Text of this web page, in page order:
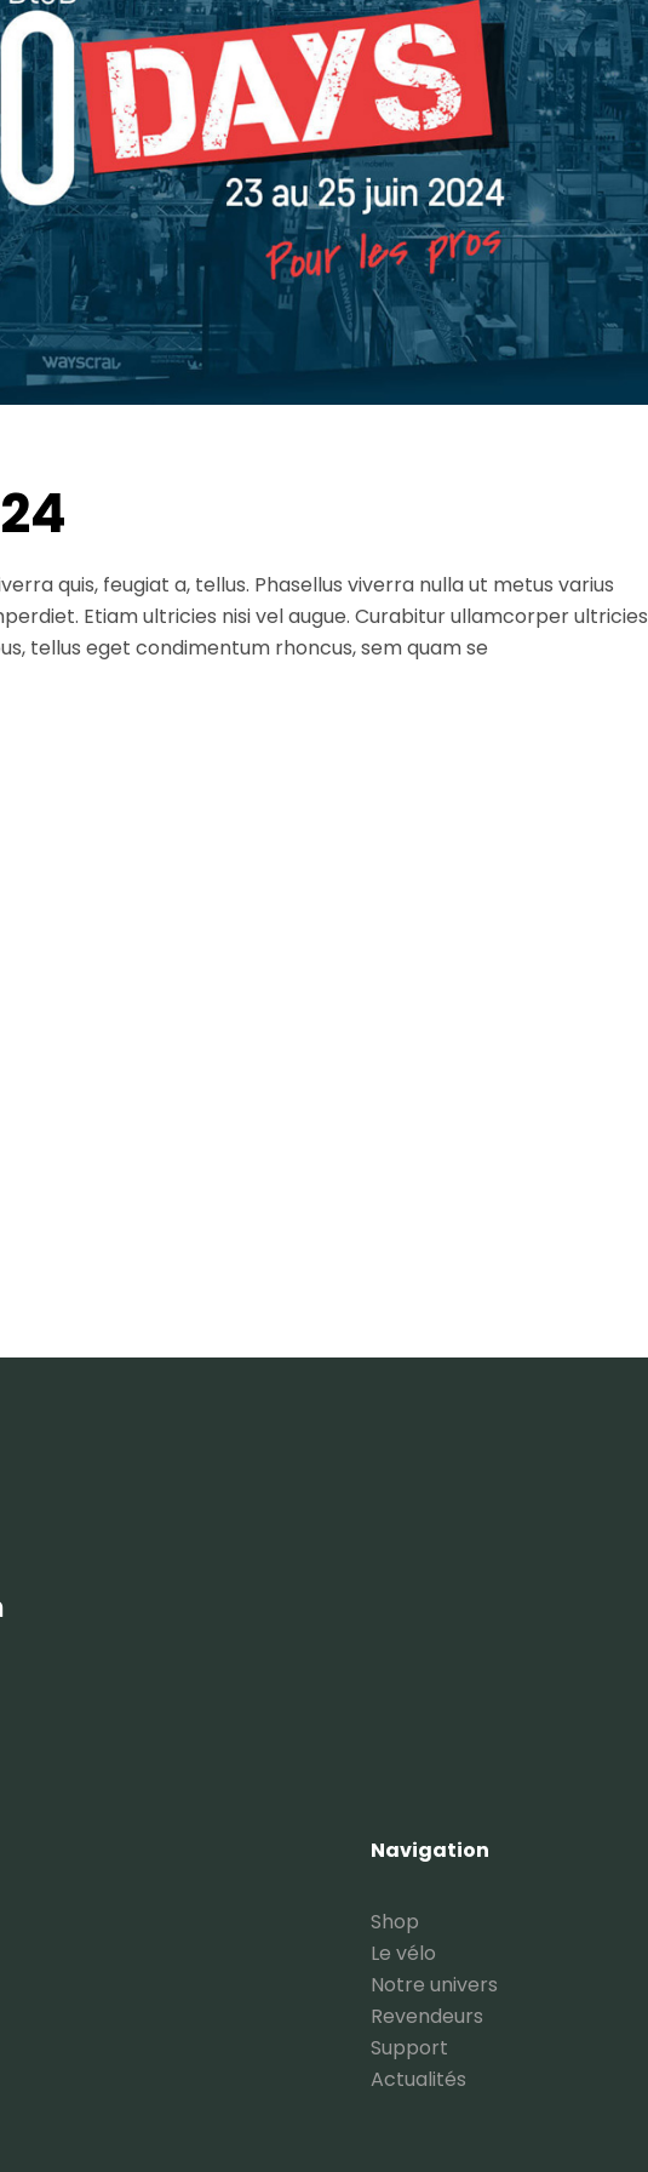
quis, feugiat a, tellus. Phasellus viverra nulla ut metus varius
Etiam ultricies nisi vel augue. Curabitur ullamcorper ultricies
tellus eget condimentum rhoncus, sem quam se
Navigation
Shop
Le vélo
Notre univers
Revendeurs
Support
Actualités